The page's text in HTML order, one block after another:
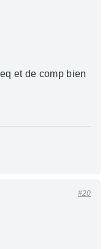
et de comp bien
#20